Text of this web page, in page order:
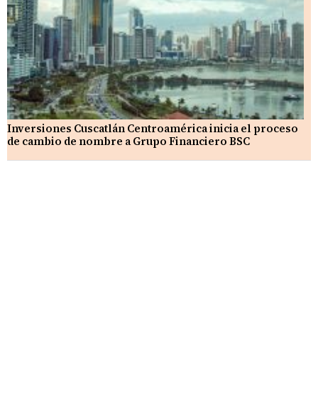
Inversiones Cuscatlán Centroamérica inicia el proceso
de cambio de nombre a Grupo Financiero BSC